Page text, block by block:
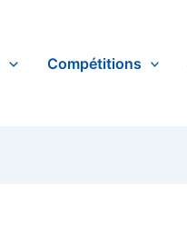
Compétitions